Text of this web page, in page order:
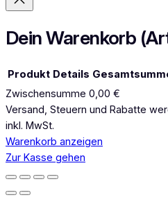
Dein Warenkorb
Produkte
im
Warenkorb
Produkt Details
Zwischensumme 0,00 €
Versand, Steuern und Rabatte
inkl. MwSt.
Warenkorb anzeigen
Zur Kasse gehen